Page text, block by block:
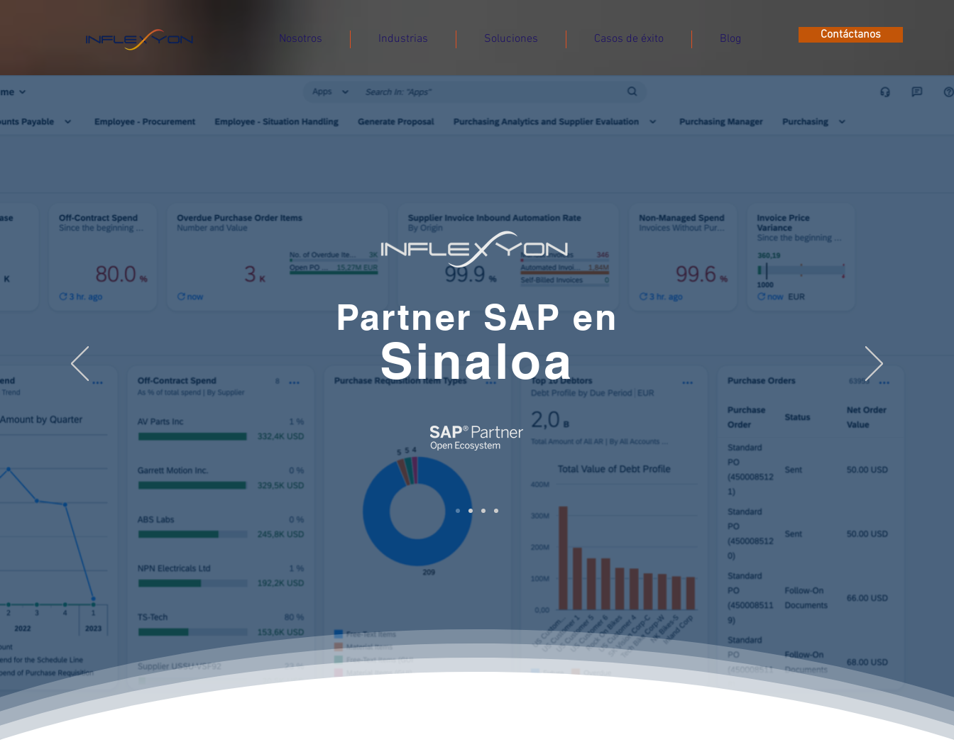
Nosotros Industrias Soluciones Casos de éxito Blog Contáctanos
Partner SAP en
Sinaloa